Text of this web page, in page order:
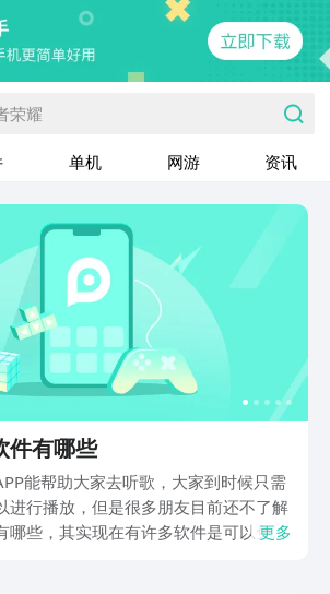
荣耀
单机 网游 资讯
件有哪些
能帮助大家去听歌，大家到时候只需
进行播放，但是很多朋友目前还不了解
哪些，其实现在有许多软件是可以免费
更多